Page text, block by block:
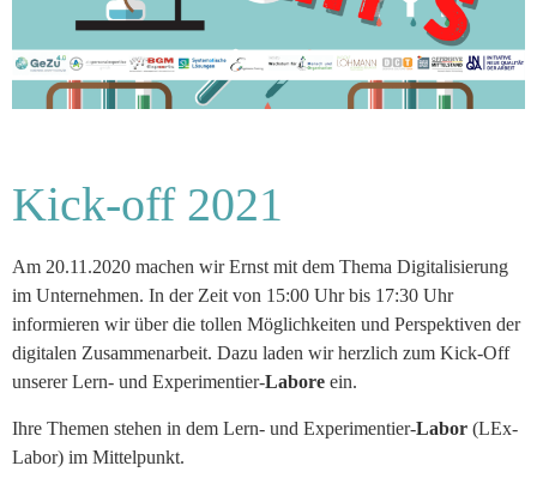
Kick-off 2021
Am 20.11.2020 machen wir Ernst mit dem Thema Digitalisierung
im Unternehmen. In der Zeit von 15:00 Uhr bis 17:30 Uhr
informieren wir über die tollen Möglichkeiten und Perspektiven der
digitalen Zusammenarbeit. Dazu laden wir herzlich zum Kick-Off
unserer Lern- und Experimentier-Labore ein.
Ihre Themen stehen in dem Lern- und Experimentier-Labor (LEx-
Labor) im Mittelpunkt.